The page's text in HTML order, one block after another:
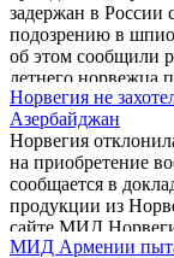
задержан в
подозрению в
об этом сообщили
летнего норвежца
незаконном сборе
морском флоте
версии следствия,
Норвегия не
Азербайджан
Норвегия
на приобретение
сообщается в
продукции из
сайте МИД
МИД Армении